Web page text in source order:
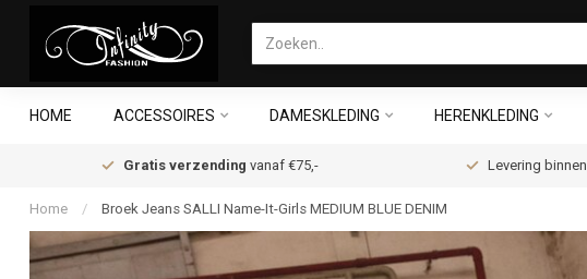
HOME ACCESSOIRES DAMESKLEDING HERENKLEDING
Gratis verzending vanaf €75,- Levering binnen
Home / Broek Jeans SALLI Name-It-Girls MEDIUM BLUE DENIM